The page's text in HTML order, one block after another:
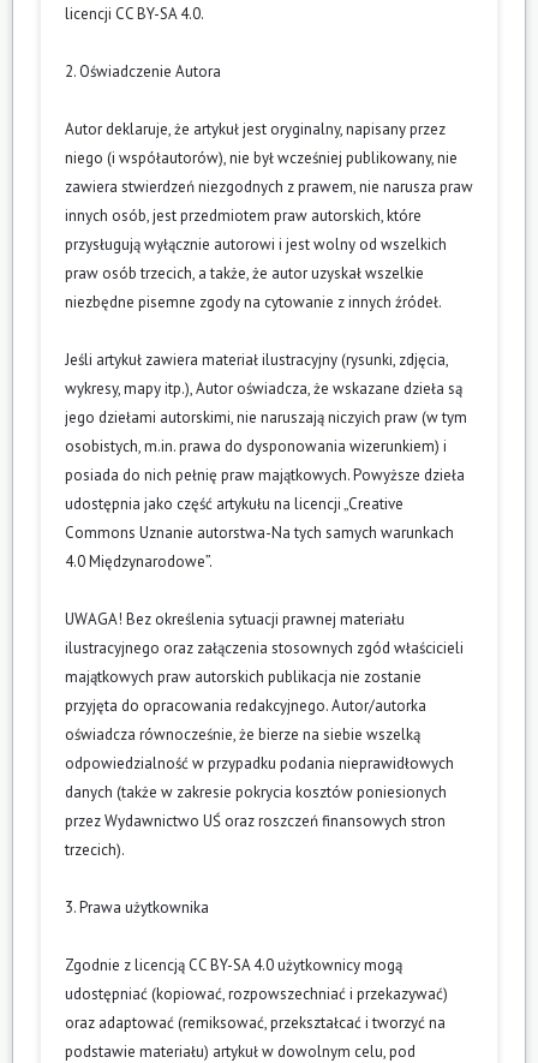
licencji CC BY-SA 4.0.
2. Oświadczenie Autora
Autor deklaruje, że artykuł jest oryginalny, napisany przez
niego (i współautorów), nie był wcześniej publikowany, nie
zawiera stwierdzeń niezgodnych z prawem, nie narusza praw
innych osób, jest przedmiotem praw autorskich, które
przysługują wyłącznie autorowi i jest wolny od wszelkich
praw osób trzecich, a także, że autor uzyskał wszelkie
niezbędne pisemne zgody na cytowanie z innych źródeł.
Jeśli artykuł zawiera materiał ilustracyjny (rysunki, zdjęcia,
wykresy, mapy itp.), Autor oświadcza, że wskazane dzieła są
jego dziełami autorskimi, nie naruszają niczyich praw (w tym
osobistych, m.in. prawa do dysponowania wizerunkiem) i
posiada do nich pełnię praw majątkowych. Powyższe dzieła
udostępnia jako część artykułu na licencji „Creative
Commons Uznanie autorstwa-Na tych samych warunkach
4.0 Międzynarodowe”.
UWAGA! Bez określenia sytuacji prawnej materiału
ilustracyjnego oraz załączenia stosownych zgód właścicieli
majątkowych praw autorskich publikacja nie zostanie
przyjęta do opracowania redakcyjnego. Autor/autorka
oświadcza równocześnie, że bierze na siebie wszelką
odpowiedzialność w przypadku podania nieprawidłowych
danych (także w zakresie pokrycia kosztów poniesionych
przez Wydawnictwo UŚ oraz roszczeń finansowych stron
trzecich).
3. Prawa użytkownika
Zgodnie z licencją CC BY-SA 4.0 użytkownicy mogą
udostępniać (kopiować, rozpowszechniać i przekazywać)
oraz adaptować (remiksować, przekształcać i tworzyć na
podstawie materiału) artykuł w dowolnym celu, pod